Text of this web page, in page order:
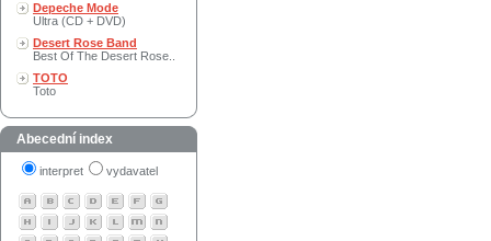
Depeche Mode
Ultra (CD + DVD)
Desert Rose Band
Best Of The Desert Rose..
TOTO
Toto
Abecední index
interpret vydavatel